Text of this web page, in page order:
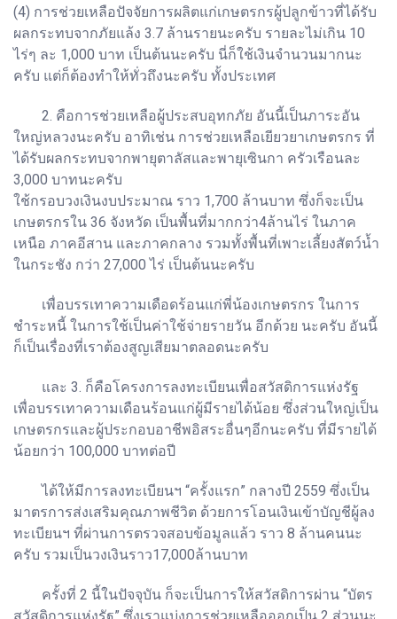
(4) การช่วยเหลือปัจจัยการผลิตแก่เกษตรกรผู้ปลูกข้าวที่ได้รับ
ผลกระทบจากภัยแล้ง 3.7 ล้านรายนะครับ รายละไม่เกิน 10
ไร่ๆ ละ 1,000 บาท เป็นต้นนะครับ นี่ก็ใช้เงินจำนวนมากนะ
ครับ แต่ก็ต้องทำให้ทั่วถึงนะครับ ทั้งประเทศ
2. คือการช่วยเหลือผู้ประสบอุทกภัย อันนี้เป็นภาระอัน
ใหญ่หลวงนะครับ อาทิเช่น การช่วยเหลือเยียวยาเกษตรกร ที่
ได้รับผลกระทบจากพายุตาลัสและพายุเซินกา ครัวเรือนละ
3,000 บาทนะครับ
ใช้กรอบวงเงินงบประมาณ ราว 1,700 ล้านบาท ซึ่งก็จะเป็น
เกษตรกรใน 36 จังหวัด เป็นพื้นที่มากกว่า4ล้านไร่ ในภาค
เหนือ ภาคอีสาน และภาคกลาง รวมทั้งพื้นที่เพาะเลี้ยงสัตว์น้ำ
ในกระชัง กว่า 27,000 ไร่ เป็นต้นนะครับ
เพื่อบรรเทาความเดือดร้อนแก่พี่น้องเกษตรกร ในการ
ชำระหนี้ ในการใช้เป็นค่าใช้จ่ายรายวัน อีกด้วย นะครับ อันนี้
ก็เป็นเรื่องที่เราต้องสูญเสียมาตลอดนะครับ
และ 3. ก็คือโครงการลงทะเบียนเพื่อสวัสดิการแห่งรัฐ
เพื่อบรรเทาความเดือนร้อนแก่ผู้มีรายได้น้อย ซึ่งส่วนใหญ่เป็น
เกษตรกรและผู้ประกอบอาชีพอิสระอื่นๆอีกนะครับ ที่มีรายได้
น้อยกว่า 100,000 บาทต่อปี
ได้ให้มีการลงทะเบียนฯ “ครั้งแรก” กลางปี 2559 ซึ่งเป็น
มาตรการส่งเสริมคุณภาพชีวิต ด้วยการโอนเงินเข้าบัญชีผู้ลง
ทะเบียนฯ ที่ผ่านการตรวจสอบข้อมูลแล้ว ราว 8 ล้านคนนะ
ครับ รวมเป็นวงเงินราว17,000ล้านบาท
ครั้งที่ 2 นี้ในปัจจุบัน ก็จะเป็นการให้สวัสดิการผ่าน “บัตร
สวัสดิการแห่งรัฐ” ซึ่งเราแบ่งการช่วยเหลือออกเป็น 2 ส่วนนะ